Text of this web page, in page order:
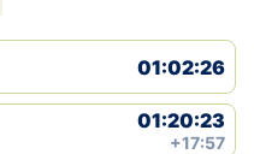
01:02:26
01:20:23
+17:57